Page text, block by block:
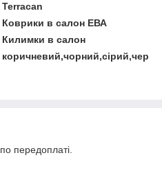
Terracan
Коврики в салон ЕВА
Килимки в салон
передоплаті.